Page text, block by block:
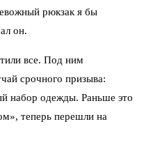
рюкзак я бы
он.
все. Под ним
срочного призыва:
набор одежды. Раньше это
теперь перешли на